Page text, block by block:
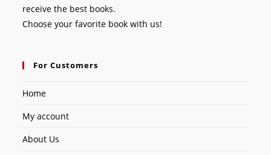
receive the best books.
Choose your favorite book with us!
For Customers
Home
My account
About Us